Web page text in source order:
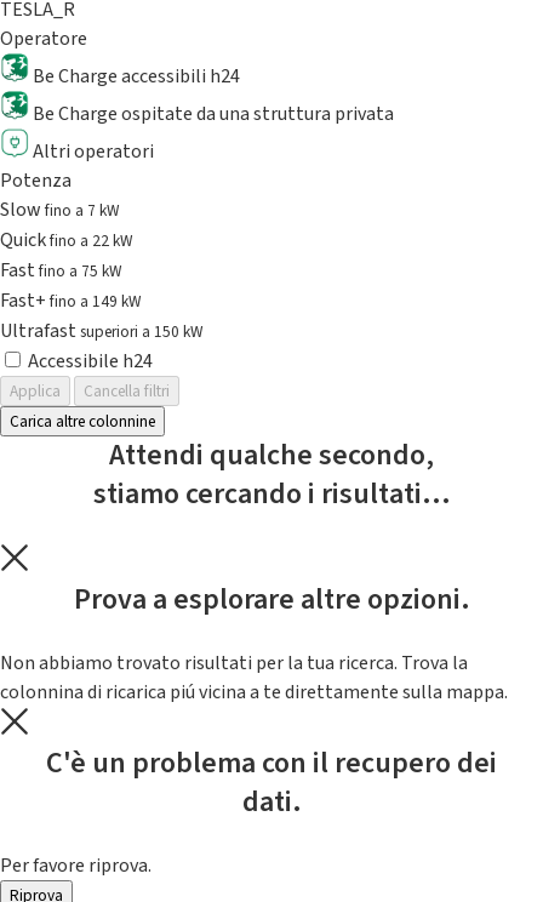
TESLA_R
Operatore
Be Charge accessibili h24
Be Charge ospitate da una struttura privata
Altri operatori
Potenza
Slowfino a 7 kW
Quickfino a 22 kW
Fastfino a 75 kW
Fast+fino a 149 kW
Ultrafast superiori a 150 kW
Accessibile h24
Applica
Cancella filtri
Carica altre colonnine
Attendi qualche secondo,
stiamo cercando i risultati...
Prova a esplorare altre opzioni.
Non abbiamo trovato risultati per la tua ricerca. Trova la
colonnina di ricarica piú vicina a te direttamente sulla mappa.
C'è un problema con il recupero dei
dati.
Per favore riprova.
Riprova